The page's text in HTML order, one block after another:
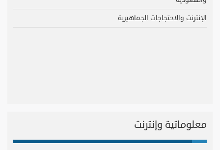
الإنترنت والاحتجاجات الجماهيرية
معلوماتية وإنترنت